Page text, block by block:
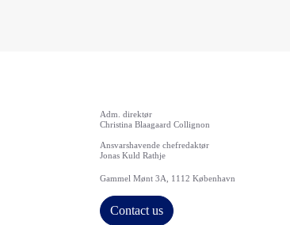
Adm. direktør
Christina Blaagaard Collignon
Ansvarshavende chefredaktør
Jonas Kuld Rathje
Gammel Mønt 3A, 1112 København
Contact us